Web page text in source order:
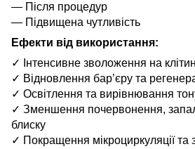
— Після процедур
— Підвищена чутливість
Ефекти від використання:
✓ Інтенсивне зволоження на
✓ Відновлення бар’єру та
✓ Освітлення та вирівнювання
✓ Зменшення почервонення,
блиску
✓ Покращення мікроциркуляції та